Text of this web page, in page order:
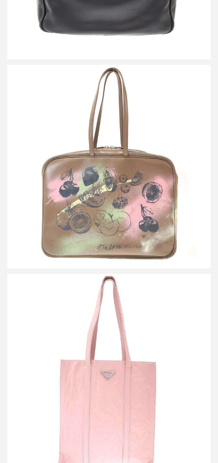
ミナペルホネン×ポーター by SPOLOGUM siemen bag ペイントレ
ザーバッグ
買取金額54,000円
詳しく見る
プラダ リンクル レザートートバッグ
買取金額42,000円